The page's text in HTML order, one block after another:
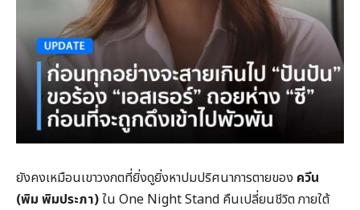
ยังคงเหมือนเขาวงกตที่ยิ่งดูยิ่งหาปมปริศนาการตายของ ควีน
(พิม พิมประภา)ใน One Night Stand คืนเปลี่ยนชีวิต ภายใต้